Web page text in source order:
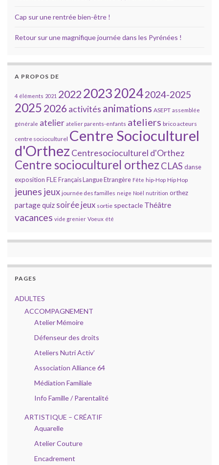
Cap sur une rentrée bien-être !
Retour sur une magnifique journée dans les Pyrénées !
A PROPOS DE
4 éléments 2021 2022202320242024-2025
20252026 activités animations ASEPT assemblée
générale atelier atelier parents-enfants ateliers brico acteurs
centre socioculturel Centre Socioculturel
d'Orthez Centresocioculturel d'Orthez
Centre socioculturel orthez CLAS danse
exposition FLE Français Langue Etrangère Fête hip-Hop Hip Hop
jeunes jeux journée des familles neige Noël nutrition orthez
partagequiz soirée jeux sortie spectacle Théâtre
vacances vide grenier Voeux été
PAGES
ADULTES
ACCOMPAGNEMENT
Atelier Mémoire
Défenseur des droits
Ateliers Nutri Activ’
Association Alliance 64
Médiation Familiale
Info Famille / Parentalité
ARTISTIQUE – CRÉATIF
Aquarelle
Atelier Couture
Encadrement